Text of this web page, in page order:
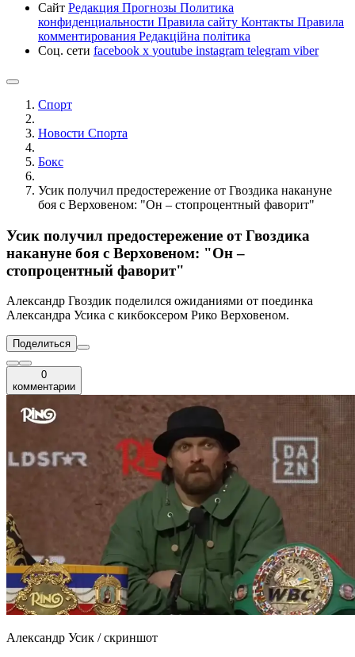
Сайт Редакция Прогнозы Политика
конфиденциальности Правила сайту Контакты Правила
комментирования Редакційна політика
Соц. сети facebook x youtube instagram telegram viber
Спорт
Новости Cпорта
Бокс
Усик получил предостережение от Гвоздика накануне
боя с Верховеном: "Он – стопроцентный фаворит"
Усик получил предостережение от Гвоздика
накануне боя с Верховеном: "Он –
стопроцентный фаворит"
Александр Гвоздик поделился ожиданиями от поединка
Александра Усика с кикбоксером Рико Верховеном.
Поделиться
0
комментарии
Александр Усик / скриншот